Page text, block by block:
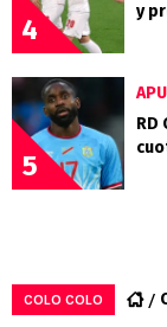
4
y
5
RD
COLO COLO